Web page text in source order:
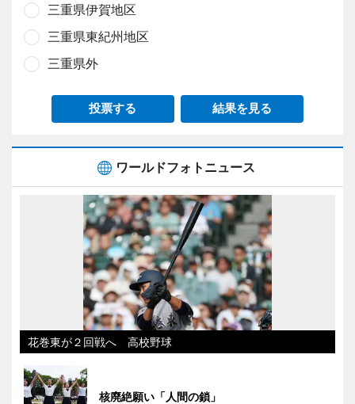
三重県伊賀地区
三重県東紀州地区
三重県外
投票する 結果を見る
ワールドフォトニュース
花巻東が２回戦へ 高校野球
核廃絶願い「人間の鎖」